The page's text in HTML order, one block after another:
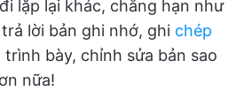
lặp lại khác, chẳng hạn như
lời bản ghi nhớ, ghi chép
trình bày, chỉnh sửa bản sao
nữa!